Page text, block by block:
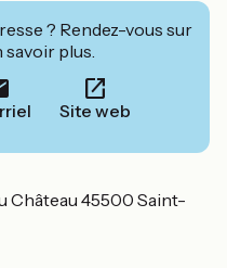
? Rendez-vous sur
savoir plus.
Site web
Château 45500 Saint-